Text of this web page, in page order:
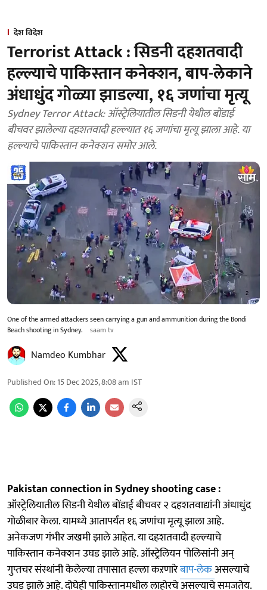
देश विदेश
Terrorist Attack : सिडनी दहशतवादी
हल्ल्याचे पाकिस्तान कनेक्शन, बाप-लेकाने
अंधाधुंद गोळ्या झाडल्या, १६ जणांचा मृत्यू
Sydney Terror Attack: ऑस्ट्रेलियातील सिडनी येथील बोंडाई
बीचवर झालेल्या दहशतवादी हल्ल्यात १६ जणांचा मृत्यू झाला आहे. या
हल्ल्याचे पाकिस्तान कनेक्शन समोर आले.
One of the armed attackers seen carrying a gun and ammunition during the Bondi
Beach shooting in Sydney.
saam tv
Namdeo Kumbhar
Published On:15 Dec 2025, 8:08 am IST
Pakistan connection in Sydney shooting case :
ऑस्ट्रेलियातील सिडनी येथील बोंडाई बीचवर २ दहशतवाद्यांनी अंधाधुंद
गोळीबार केला. यामध्ये आतापर्यंत १६ जणांचा मृत्यू झाला आहे.
अनेकजण गंभीर जखमी झाले आहेत. या दहशतवादी हल्ल्याचे
पाकिस्तान कनेक्शन उघड झाले आहे. ऑस्ट्रेलियन पोलिसांनी अन्
गुप्तचर संस्थांनी केलेल्या तपासात हल्ला कऱणारेबाप-लेकअसल्याचे
उघड झाले आहे. दोघेही पाकिस्तानमधील लाहोरचे असल्याचे समजतेय.